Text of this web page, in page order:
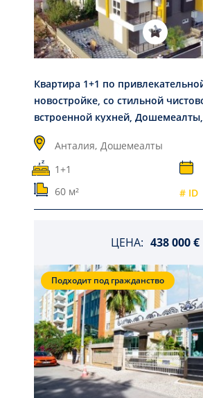
Квартира 1+1 по
новостройке, со стильной
встроенной кухней,
Анталия, Дошемеалты
1+1
60 м²
# ID
ЦЕНА: 438 000 €
Подходит под гражданство